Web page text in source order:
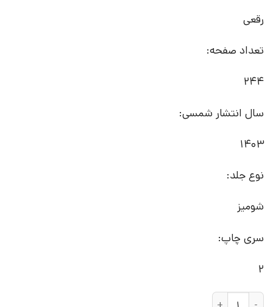
رقعی
تعداد صفحه:
244
سال انتشار شمسی:
1403
نوع جلد:
شومیز
سری چاپ:
2
کتاب زیر سایه کنار | انتشارات افق عدد